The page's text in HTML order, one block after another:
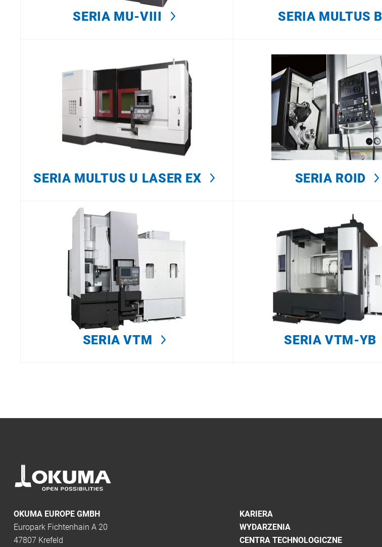
SERIA MU-VIII SERIA MULTUS B
SERIA MULTUS U LASER EX SERIA ROID
SERIA VTM SERIA VTM-YB
OKUMA EUROPE GMBH
Europark Fichtenhain A 20
47807 Krefeld
KARIERA
WYDARZENIA
CENTRA TECHNOLOGICZNE